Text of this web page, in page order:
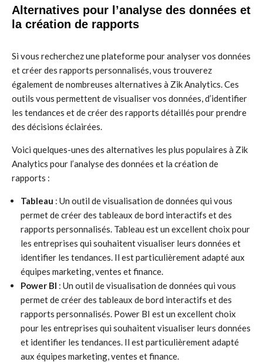
Alternatives pour l’analyse des données et
la création de rapports
Si vous recherchez une plateforme pour analyser vos données
et créer des rapports personnalisés, vous trouverez
également de nombreuses alternatives à Zik Analytics. Ces
outils vous permettent de visualiser vos données, d’identifier
les tendances et de créer des rapports détaillés pour prendre
des décisions éclairées.
Voici quelques-unes des alternatives les plus populaires à Zik
Analytics pour l’analyse des données et la création de
rapports :
Tableau : Un outil de visualisation de données qui vous
permet de créer des tableaux de bord interactifs et des
rapports personnalisés. Tableau est un excellent choix pour
les entreprises qui souhaitent visualiser leurs données et
identifier les tendances. Il est particulièrement adapté aux
équipes marketing, ventes et finance.
Power BI : Un outil de visualisation de données qui vous
permet de créer des tableaux de bord interactifs et des
rapports personnalisés. Power BI est un excellent choix
pour les entreprises qui souhaitent visualiser leurs données
et identifier les tendances. Il est particulièrement adapté
aux équipes marketing, ventes et finance.